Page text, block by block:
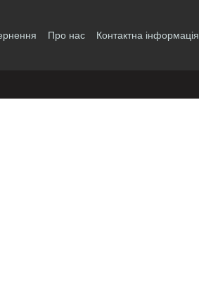
Про нас Контактна інформація